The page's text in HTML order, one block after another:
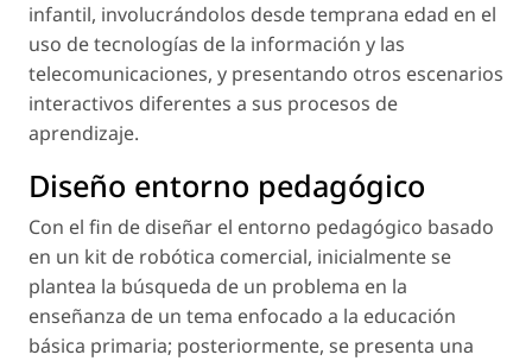
infantil, involucrándolos desde temprana edad en el
uso de tecnologías de la información y las
telecomunicaciones, y presentando otros escenarios
interactivos diferentes a sus procesos de
aprendizaje.
Diseño entorno pedagógico
Con el fin de diseñar el entorno pedagógico basado
en un kit de robótica comercial, inicialmente se
plantea la búsqueda de un problema en la
enseñanza de un tema enfocado a la educación
básica primaria; posteriormente, se presenta una